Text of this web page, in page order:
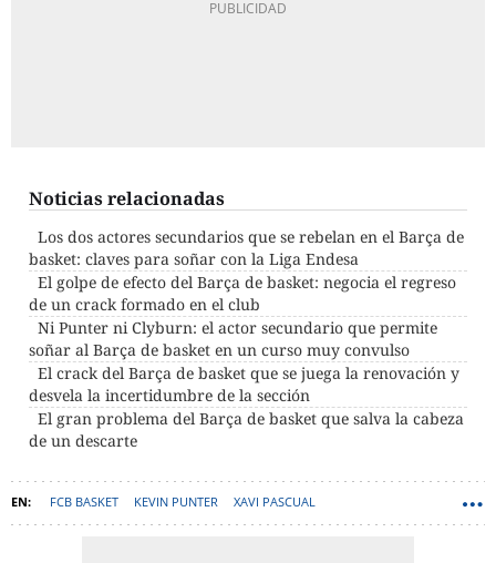
Noticias relacionadas
Los dos actores secundarios que se rebelan en el Barça de
basket: claves para soñar con la Liga Endesa
El golpe de efecto del Barça de basket: negocia el regreso
de un crack formado en el club
Ni Punter ni Clyburn: el actor secundario que permite
soñar al Barça de basket en un curso muy convulso
El crack del Barça de basket que se juega la renovación y
desvela la incertidumbre de la sección
El gran problema del Barça de basket que salva la cabeza
de un descarte
FCB BASKET KEVIN PUNTER XAVI PASCUAL